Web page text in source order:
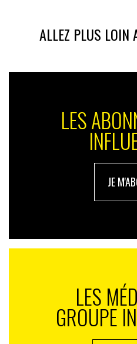
ALLEZ PLUS LOIN
LES
JE
LES
GROUPE